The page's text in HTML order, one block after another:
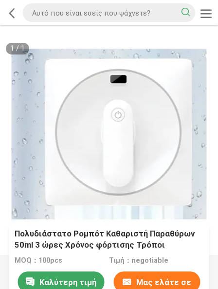
1/1
Πολυδιάστατο Ρομπότ Καθαριστή Παραθύρων
50ml 3 ώρες Χρόνος φόρτισης Τρόποι
Καθαρισμού Τείχης
MOQ：100pcs Τιμή：negotiable
Καλύτερη τιμή Μας ελάτε σε